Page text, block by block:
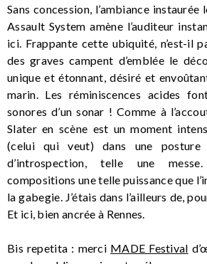
Sans concession, l’ambiance
Assault System amène l’auditeur
ici. Frappante cette ubiquité, n’est-il
des graves campent d’emblée le
unique et étonnant, désiré et
marin. Les réminiscences acides
sonores d’un sonar ! Comme à
Slater en scène est un moment
(celui qui veut) dans une posture
d’introspection, telle une
compositions une telle puissance que
la gabegie. J’étais dans l’ailleurs de,
Et ici, bien ancrée à Rennes.
Bis repetita : merci MADE Festival